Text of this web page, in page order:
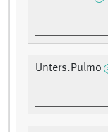
Unters.Pulmo